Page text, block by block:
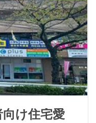
け住宅愛